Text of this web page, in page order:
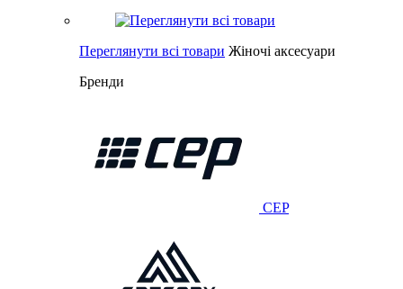
Переглянути всі товари Жіночі аксесуари
Бренди
CEP